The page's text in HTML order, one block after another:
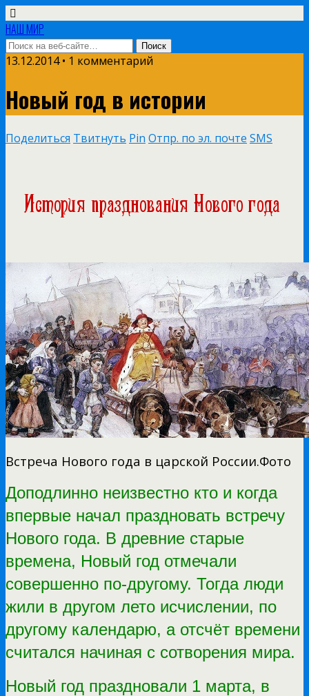
НАШ МИР
13.12.2014 • 1 комментарий
Новый год в истории
Поделиться Твитнуть Pin Отпр. по эл. почте SMS
Встреча Нового года в царской России.Фото
Доподлинно неизвестно кто и когда
впервые начал праздновать встречу
Нового года. В древние старые
времена, Новый год отмечали
совершенно по-другому. Тогда люди
жили в другом лето исчислении, по
другому календарю, а отсчёт времени
считался начиная с сотворения мира.
Новый год праздновали 1 марта, в